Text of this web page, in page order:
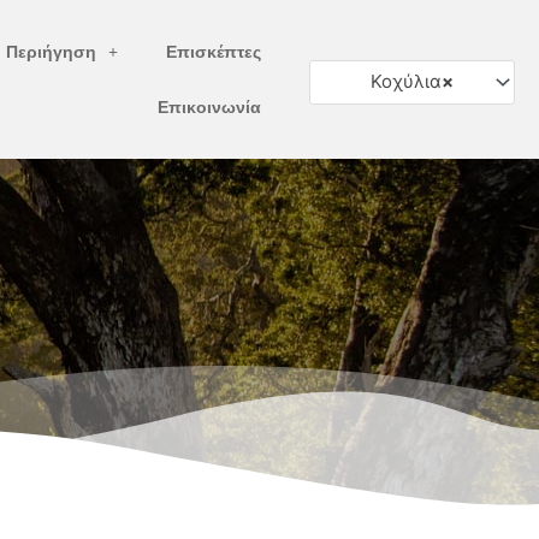
Περιήγηση Επισκέπτες
Επικοινωνία
×
Κοχύλια